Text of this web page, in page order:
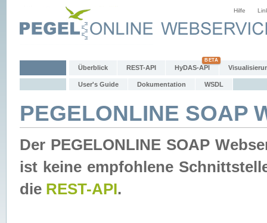
Hilfe
Überblick REST-API HyDAS-API
User's Guide Dokumentation WSDL
PEGELONLINE SOAP
Der PEGELONLINE SOAP
ist keine empfohlene
die REST-API.